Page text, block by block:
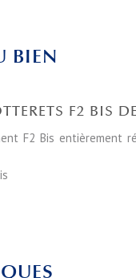
BIEN
F2 BIS
F2 Bis entièrement